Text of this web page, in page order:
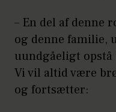
– En del af denne
og denne familie,
uundgåeligt
Vi vil altid være
og fortsætter: